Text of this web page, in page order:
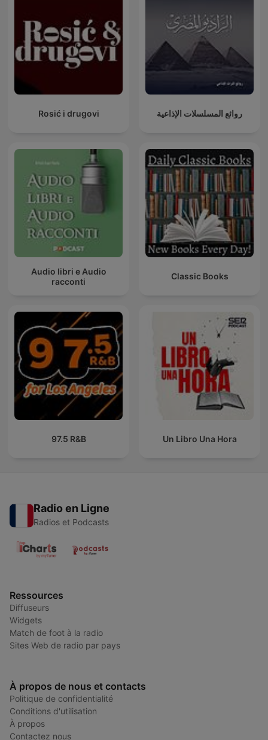
Rosić i drugovi روائع المسلسلات الإذاعية
Audio libri e Audio
racconti
Classic Books
97.5 R&B Un Libro Una Hora
Radio en Ligne
Radios et Podcasts
Ressources
Diffuseurs
Widgets
Match de foot à la radio
Sites Web de radio par pays
À propos de nous et contacts
Politique de confidentialité
Conditions d'utilisation
À propos
Contactez nous